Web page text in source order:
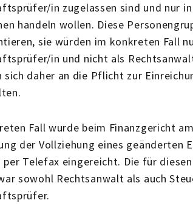
in zugelassen sind und nur
handeln wollen. Diese
sie würden im konkreten Fall
in und nicht als
sich daher an die Pflicht zur
Fall wurde beim Finanzgericht
der Vollziehung eines geänderten
per Telefax eingereicht. Die für
sowohl Rechtsanwalt als auch